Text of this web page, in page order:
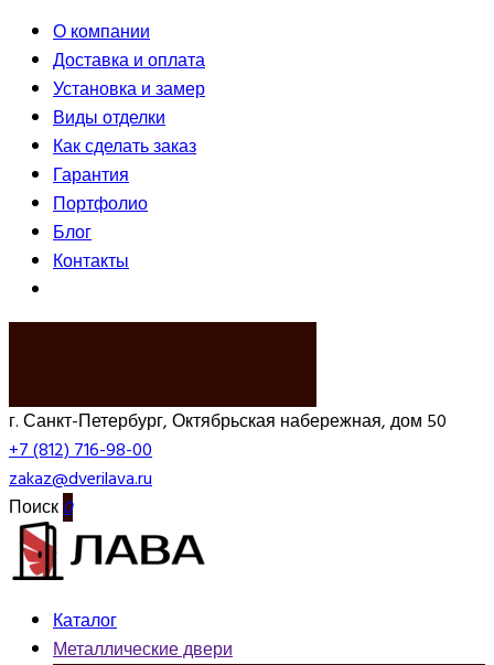
О компании
Доставка и оплата
Установка и замер
Виды отделки
Как сделать заказ
Гарантия
Портфолио
Блог
Контакты
г. Санкт-Петербург, Октябрьская набережная, дом 50
+7 (812) 716-98-00
zakaz@dverilava.ru
Поиск0
Каталог
Металлические двери